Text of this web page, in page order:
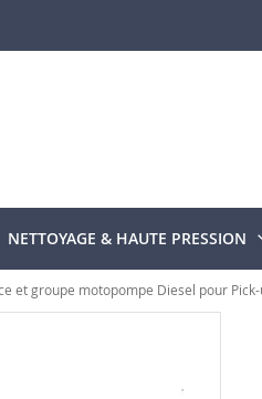
NETTOYAGE & HAUTE PRESSION
et groupe motopompe Diesel pour